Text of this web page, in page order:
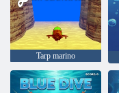
Tarp marino